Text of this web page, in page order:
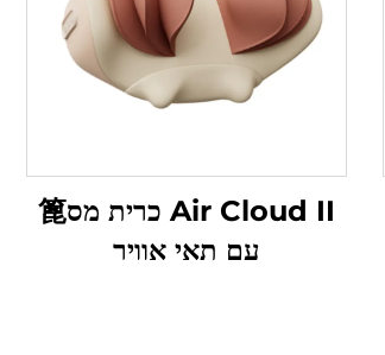
Air Cloud II כרית מס篦
עם תאי אוויר